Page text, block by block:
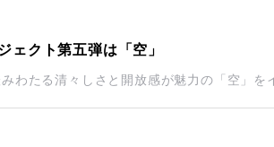
ェクト第五弾は「空」
わたる清々しさと開放感が魅力の「空」